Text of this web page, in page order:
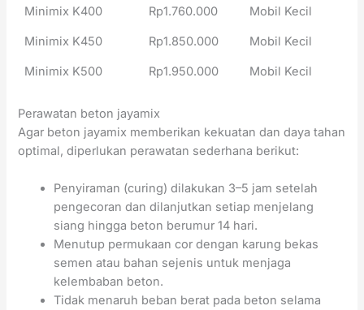
Minimix K400 Rp1.760.000 Mobil Kecil
Minimix K450 Rp1.850.000 Mobil Kecil
Minimix K500 Rp1.950.000 Mobil Kecil
Perawatan beton jayamix
Agar beton jayamix memberikan kekuatan dan daya tahan
optimal, diperlukan perawatan sederhana berikut:
Penyiraman (curing) dilakukan 3–5 jam setelah
pengecoran dan dilanjutkan setiap menjelang
siang hingga beton berumur 14 hari.
Menutup permukaan cor dengan karung bekas
semen atau bahan sejenis untuk menjaga
kelembaban beton.
Tidak menaruh beban berat pada beton selama